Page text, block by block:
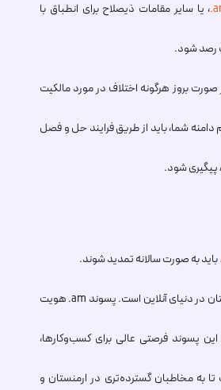
، یا سایر مقامات ذیصلاح برای انطباق با
رصد شود.
صورت بروز هرگونه اختلاف در مورد مالکیت
دامنه شما، باید از طریق فرایند حل و فصل
باید به صورت سالانه تمدید شوند.
در دنیای آنلاین است. پسوند .amهویت
این پسوند فرصتی عالی برای کسب‌وکارها،
به مخاطبان گسترده‌تری در ارمنستان و